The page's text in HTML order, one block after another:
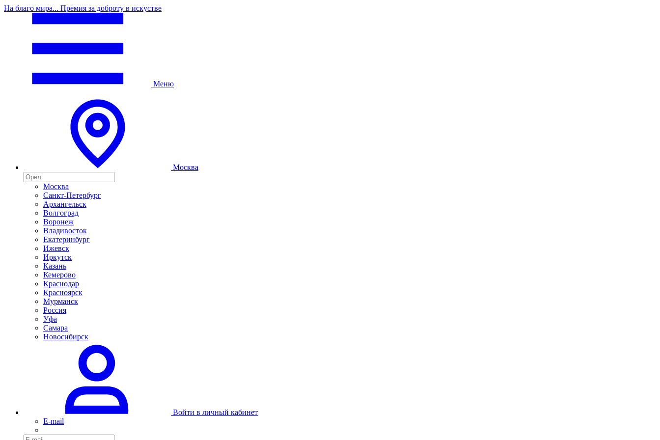
На благо мира... Премия за доброту в искустве
Меню
Москва
Москва
Санкт-Петербург
Архангельск
Волгоград
Воронеж
Владивосток
Екатеринбург
Ижевск
Иркутск
Казань
Кемерово
Краснодар
Красноярск
Мурманск
Россия
Уфа
Самара
Новосибирск
Войти в личный кабинет
E-mail